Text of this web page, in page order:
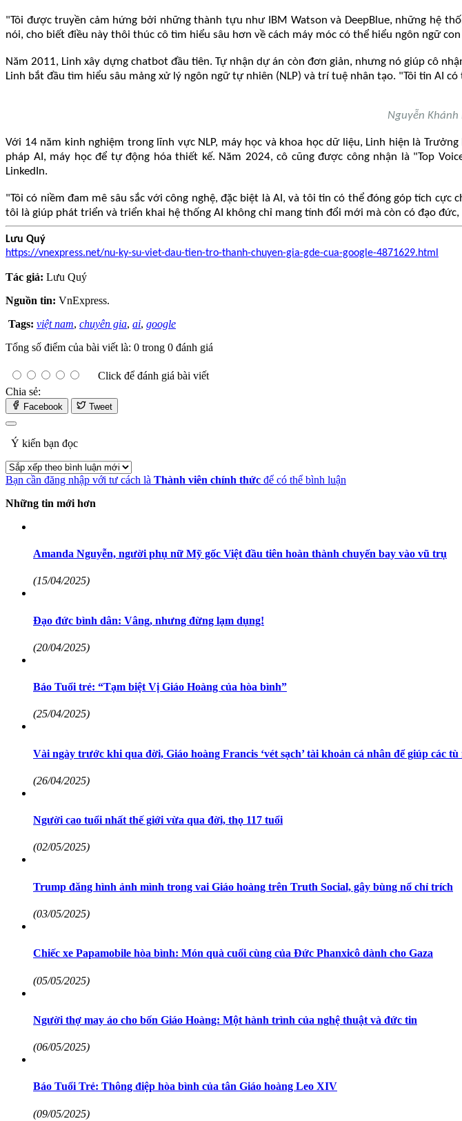
"Tôi được truyền cảm hứng bởi những thành tựu như IBM Watson và DeepBlue, những hệ
nói, cho biết điều này thôi thúc cô tìm hiểu sâu hơn về cách máy móc có thể hiểu ngôn ngữ
Năm 2011, Linh xây dựng chatbot đầu tiên. Tự nhận dự án còn đơn giản, nhưng nó giúp cô
Linh bắt đầu tìm hiểu sâu mảng xử lý ngôn ngữ tự nhiên (NLP) và trí tuệ nhân tạo. "Tôi tin AI
Nguyễn Khánh
Với 14 năm kinh nghiệm trong lĩnh vực NLP, máy học và khoa học dữ liệu, Linh hiện là
pháp AI, máy học để tự động hóa thiết kế. Năm 2024, cô cũng được công nhận là "Top
LinkedIn.
"Tôi có niềm đam mê sâu sắc với công nghệ, đặc biệt là AI, và tôi tin có thể đóng góp tích
tôi là giúp phát triển và triển khai hệ thống AI không chỉ mang tính đổi mới mà còn có đạo
Lưu Quý
https://vnexpress.net/nu-ky-su-viet-dau-tien-tro-thanh-chuyen-gia-gde-cua-google-4871629.html
Tác giả: Lưu Quý
Nguồn tin: VnExpress.
Tags: việt nam, chuyên gia, ai, google
Tổng số điểm của bài viết là: 0 trong 0 đánh giá
Click để đánh giá bài viết
Chia sẻ:
Facebook Tweet
Ý kiến bạn đọc
Bạn cần đăng nhập với tư cách là Thành viên chính thức để có thể bình luận
Những tin mới hơn
Amanda Nguyễn, người phụ nữ Mỹ gốc Việt đầu tiên hoàn thành chuyến bay vào vũ trụ
(15/04/2025)
Đạo đức bình dân: Vâng, nhưng đừng lạm dụng!
(20/04/2025)
Báo Tuổi trẻ: “Tạm biệt Vị Giáo Hoàng của hòa bình”
(25/04/2025)
Vài ngày trước khi qua đời, Giáo hoàng Francis ‘vét sạch’ tài khoản cá nhân để giúp các tù
(26/04/2025)
Người cao tuổi nhất thế giới vừa qua đời, thọ 117 tuổi
(02/05/2025)
Trump đăng hình ảnh mình trong vai Giáo hoàng trên Truth Social, gây bùng nổ chỉ trích
(03/05/2025)
Chiếc xe Papamobile hòa bình: Món quà cuối cùng của Đức Phanxicô dành cho Gaza
(05/05/2025)
Người thợ may áo cho bốn Giáo Hoàng: Một hành trình của nghệ thuật và đức tin
(06/05/2025)
Báo Tuổi Trẻ: Thông điệp hòa bình của tân Giáo hoàng Leo XIV
(09/05/2025)